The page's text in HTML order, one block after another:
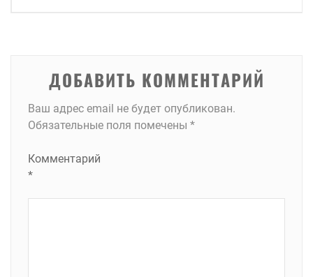
ДОБАВИТЬ КОММЕНТАРИЙ
Ваш адрес email не будет опубликован.
Обязательные поля помечены *
Комментарий
*